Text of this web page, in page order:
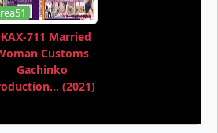
711 Married
Customs
Gachinko
(2021)